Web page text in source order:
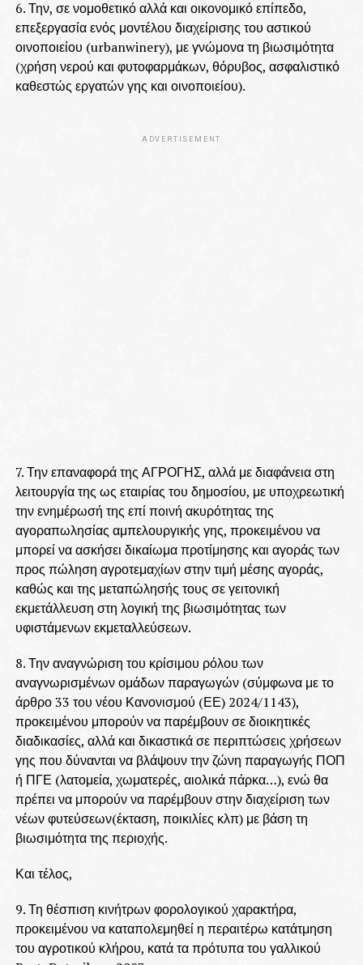
6. Την, σε νομοθετικό αλλά και οικονομικό επίπεδο,
επεξεργασία ενός μοντέλου διαχείρισης του αστικού
οινοποιείου (urbanwinery), με γνώμονα τη βιωσιμότητα
(χρήση νερού και φυτοφαρμάκων, θόρυβος, ασφαλιστικό
καθεστώς εργατών γης και οινοποιείου).
ADVERTISEMENT
7. Την επαναφορά της ΑΓΡΟΓΗΣ, αλλά με διαφάνεια στη
λειτουργία της ως εταιρίας του δημοσίου, με υποχρεωτική
την ενημέρωσή της επί ποινή ακυρότητας της
αγοραπωλησίας αμπελουργικής γης, προκειμένου να
μπορεί να ασκήσει δικαίωμα προτίμησης και αγοράς των
προς πώληση αγροτεμαχίων στην τιμή μέσης αγοράς,
καθώς και της μεταπώλησής τους σε γειτονική
εκμετάλλευση στη λογική της βιωσιμότητας των
υφιστάμενων εκμεταλλεύσεων.
8. Την αναγνώριση του κρίσιμου ρόλου των
αναγνωρισμένων ομάδων παραγωγών (σύμφωνα με το
άρθρο 33 του νέου Κανονισμού (ΕΕ) 2024/1143),
προκειμένου μπορούν να παρέμβουν σε διοικητικές
διαδικασίες, αλλά και δικαστικά σε περιπτώσεις χρήσεων
γης που δύνανται να βλάψουν την ζώνη παραγωγής ΠΟΠ
ή ΠΓΕ (λατομεία, χωματερές, αιολικά πάρκα…), ενώ θα
πρέπει να μπορούν να παρέμβουν στην διαχείριση των
νέων φυτεύσεων(έκταση, ποικιλίες κλπ) με βάση τη
βιωσιμότητα της περιοχής.
Και τέλος,
9. Τη θέσπιση κινήτρων φορολογικού χαρακτήρα,
προκειμένου να καταπολεμηθεί η περαιτέρω κατάτμηση
του αγροτικού κλήρου, κατά τα πρότυπα του γαλλικού